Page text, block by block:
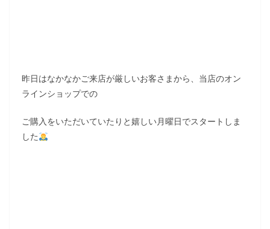
昨日はなかなかご来店が厳しいお客さまから、当店のオン
ラインショップでの
ご購入をいただいていたりと嬉しい月曜日でスタートしま
した